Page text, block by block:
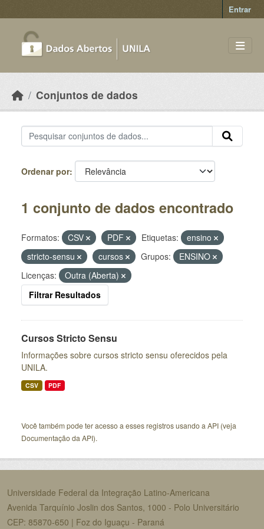
Entrar
Conjuntos de dados
Ordenar por
1 conjunto de dados encontrado
Formatos: CSV PDF Etiquetas:
ensino
stricto-sensu
cursos Grupos:
ENSINO
Licenças:
Outra (Aberta)
Filtrar Resultados
Cursos Stricto Sensu
Informações sobre cursos stricto sensu oferecidos pela
UNILA.
CSV PDF
Você também pode ter acesso a esses registros usando a API (veja
Documentação da API).
Universidade Federal da Integração Latino-Americana
Avenida Tarquínio Joslin dos Santos, 1000 - Polo Universitário
CEP: 85870-650 | Foz do Iguaçu - Paraná